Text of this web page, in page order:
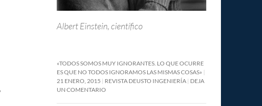
Albert Einstein, científico
«TODOS SOMOS MUY IGNORANTES. LO QUE OCURRE
ES QUE NO TODOS IGNORAMOS LAS MISMAS COSAS»
21 ENERO, 2015
REVISTA DEUSTO INGENIERÍA DEJA
UN COMENTARIO